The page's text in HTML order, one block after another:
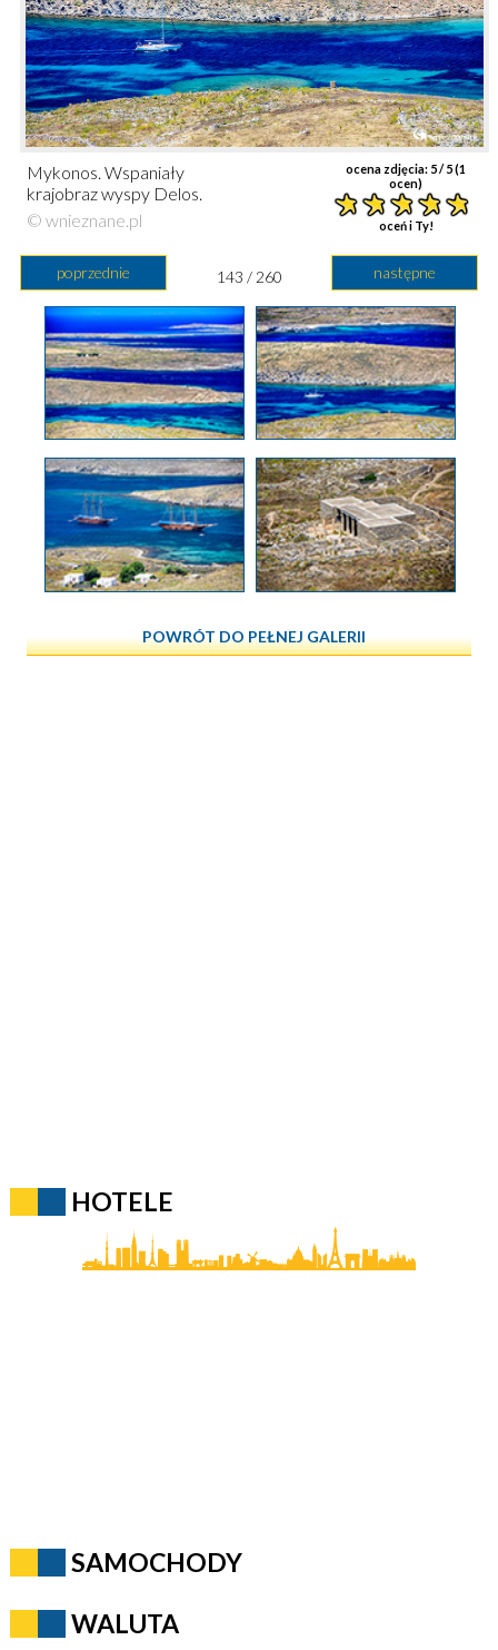
ocena zdjęcia: 5/ 5 (1
ocen)
oceń i Ty!
Mykonos. Wspaniały
krajobraz wyspy Delos.
© wnieznane.pl
poprzednie następne
143 / 260
POWRÓT DO PEŁNEJ GALERII
HOTELE
SAMOCHODY
WALUTA